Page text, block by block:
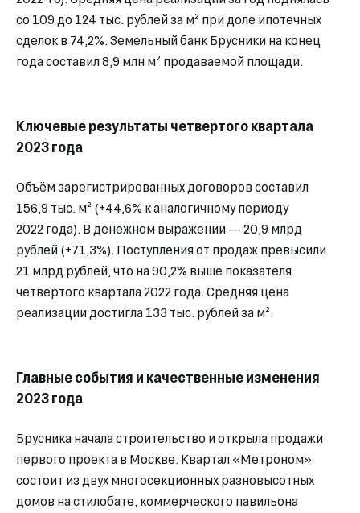
со 109 до 124 тыс. рублей за м² при доле ипотечных
сделок в 74,2%. Земельный банк Брусники на конец
года составил 8,9 млн м² продаваемой площади.
Ключевые результаты четвертого квартала
2023 года
Объём зарегистрированных договоров составил
156,9 тыс. м² (+44,6% к аналогичному периоду
2022 года). В денежном выражении — 20,9 млрд
рублей (+71,3%). Поступления от продаж превысили
21 млрд рублей, что на 90,2% выше показателя
четвертого квартала 2022 года. Средняя цена
реализации достигла 133 тыс. рублей за м².
Главные события и качественные изменения
2023 года
Брусника начала строительство и открыла продажи
первого проекта в Москве. Квартал «Метроном»
состоит из двух многосекционных разновысотных
домов на стилобате, коммерческого павильона